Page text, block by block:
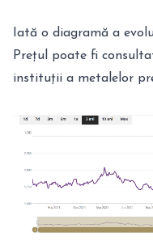
Iată o diagramă a
Prețul poate fi
instituții a metalelor